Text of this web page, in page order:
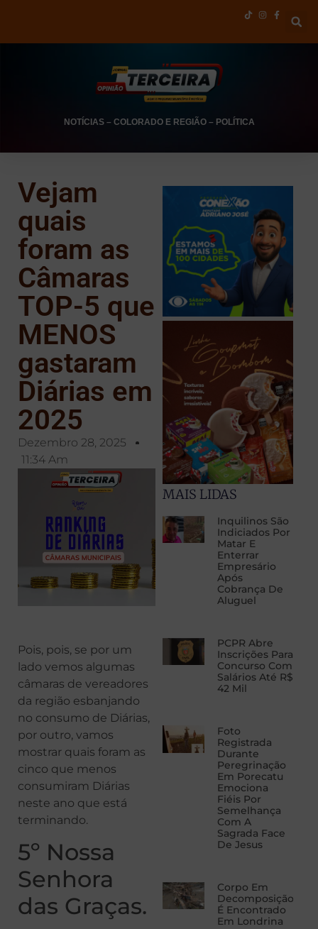
NOTÍCIAS– COLORADO E REGIÃO– POLÍTICA
Vejam
quais
foram as
Câmaras
TOP-5 que
MENOS
gastaram
Diárias em
2025
Dezembro 28, 2025
11:34 Am
Pois, pois, se por um
lado vemos algumas
câmaras de vereadores
da região esbanjando
no consumo de Diárias,
por outro, vamos
mostrar quais foram as
cinco que menos
consumiram Diárias
neste ano que está
terminando.
5º Nossa
Senhora
das Graças.
MAIS LIDAS
Inquilinos São
Indiciados Por
Matar E
Enterrar
Empresário
Após
Cobrança De
Aluguel
PCPR Abre
Inscrições Para
Concurso Com
Salários Até R$
42 Mil
Foto
Registrada
Durante
Peregrinação
Em Porecatu
Emociona
Fiéis Por
Semelhança
Com A
Sagrada Face
De Jesus
Corpo Em
Decomposição
É Encontrado
Em Londrina